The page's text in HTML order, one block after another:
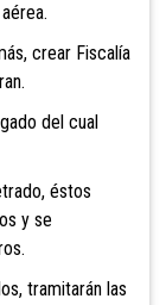
crear Fiscalía
del cual
éstos
y se
tramitarán las